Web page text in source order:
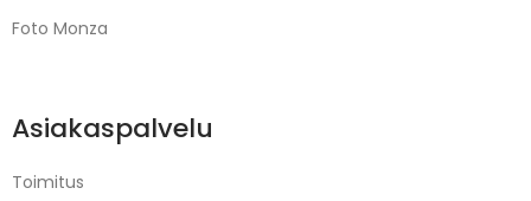
Foto Monza
Asiakaspalvelu
Toimitus